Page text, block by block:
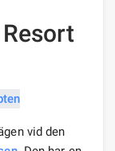
vid den